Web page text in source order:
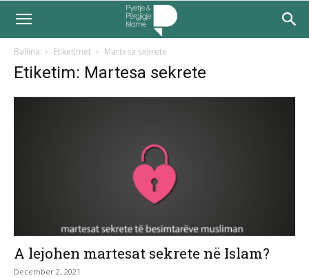
Ballina Etiketimet Martesa sekrete
Etiketim: Martesa sekrete
A lejohen martesat sekrete në Islam?
December 2, 2021